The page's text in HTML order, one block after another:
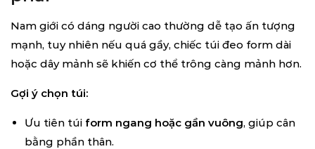
Nam giới có dáng người cao thường dễ tạo ấn tượng
mạnh, tuy nhiên nếu quá gầy, chiếc túi đeo form dài
hoặc dây mảnh sẽ khiến cơ thể trông càng mảnh hơn.
Gợi ý chọn túi:
Ưu tiên túi form ngang hoặc gần vuông, giúp cân
bằng phần thân.